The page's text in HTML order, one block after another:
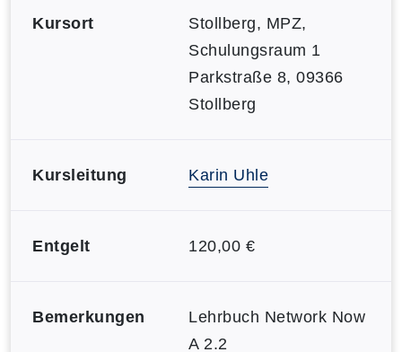
Kursort
Stollberg, MPZ,
Schulungsraum 1
Parkstraße 8, 09366
Stollberg
Kursleitung Karin Uhle
Entgelt 120,00 €
Bemerkungen
Lehrbuch Network Now
A 2.2